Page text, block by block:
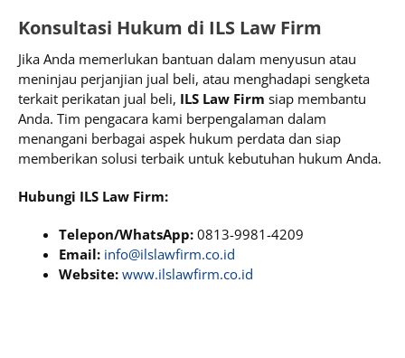
Konsultasi Hukum di ILS Law Firm
Jika Anda memerlukan bantuan dalam menyusun atau
meninjau perjanjian jual beli, atau menghadapi sengketa
terkait perikatan jual beli, ILS Law Firm siap membantu
Anda. Tim pengacara kami berpengalaman dalam
menangani berbagai aspek hukum perdata dan siap
memberikan solusi terbaik untuk kebutuhan hukum Anda.​
Hubungi ILS Law Firm:
Telepon/WhatsApp: 0813-9981-4209
Email: info@ilslawfirm.co.id
Website: www.ilslawfirm.co.id